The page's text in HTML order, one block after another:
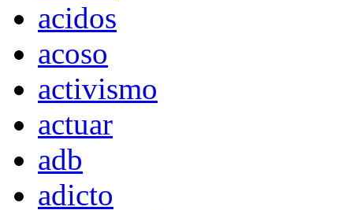
acidos
acoso
activismo
actuar
adb
adicto